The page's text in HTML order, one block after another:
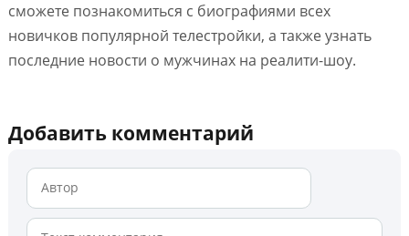
сможете познакомиться с биографиями всех
новичков популярной телестройки, а также узнать
последние новости о мужчинах на реалити-шоу.
Добавить комментарий